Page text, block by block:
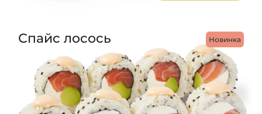
Новинка
Спайс лосось